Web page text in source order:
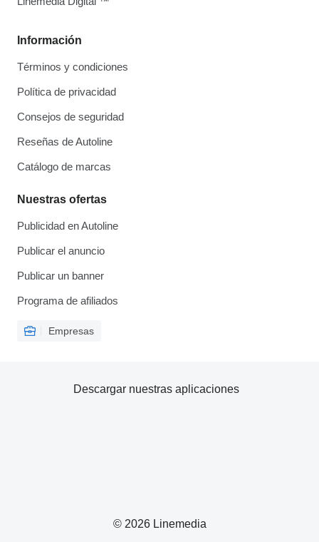
Información
Términos y condiciones
Política de privacidad
Consejos de seguridad
Reseñas de Autoline
Catálogo de marcas
Nuestras ofertas
Publicidad en Autoline
Publicar el anuncio
Publicar un banner
Programa de afiliados
Empresas
© 2026 Linemedia
Descargar nuestras aplicaciones